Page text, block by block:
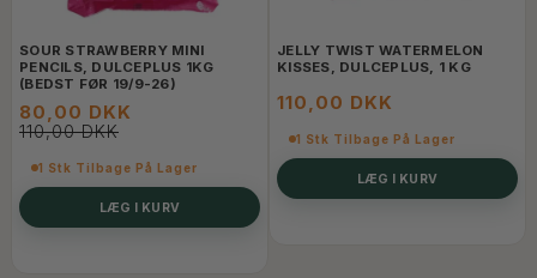
SOUR STRAWBERRY MINI
PENCILS, DULCEPLUS 1KG
(BEDST FØR 19/9-26)
80,00 DKK
110,00 DKK
1 Stk Tilbage På Lager
LÆG I KURV
JELLY TWIST WATERMELON
KISSES, DULCEPLUS, 1 KG
110,00 DKK
1 Stk Tilbage På Lager
LÆG I KURV